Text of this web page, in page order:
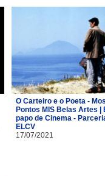
O Carteiro e o Poeta -
Pontos MIS Belas Artes |
papo de Cinema -
ELCV
17/07/2021